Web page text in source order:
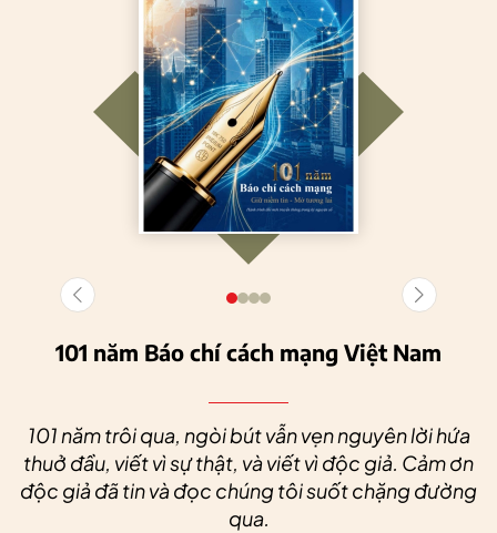
101 năm Báo chí cách mạng Việt Nam
101 năm trôi qua, ngòi bút vẫn vẹn nguyên lời hứa
thuở đầu, viết vì sự thật, và viết vì độc giả. Cảm ơn
độc giả đã tin và đọc chúng tôi suốt chặng đường
qua.